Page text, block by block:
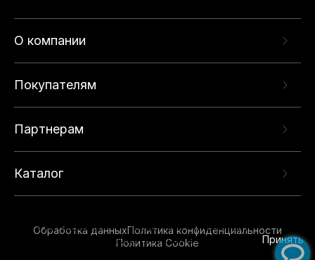
О компании
Покупателям
Партнерам
Каталог
Обработка данныхПолитика конфиденциальности
Политика Cookie
опыта на нашем сайте. Продолжая использовать
данный сайт, вы соглашаетесь с использованием
Принять